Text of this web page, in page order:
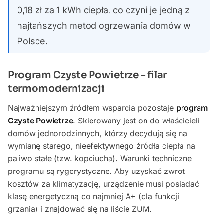
0,18 zł za 1 kWh ciepła, co czyni je jedną z
najtańszych metod ogrzewania domów w
Polsce.
Program Czyste Powietrze – filar
termomodernizacji
Najważniejszym źródłem wsparcia pozostaje program
Czyste Powietrze. Skierowany jest on do właścicieli
domów jednorodzinnych, którzy decydują się na
wymianę starego, nieefektywnego źródła ciepła na
paliwo stałe (tzw. kopciucha). Warunki techniczne
programu są rygorystyczne. Aby uzyskać zwrot
kosztów za klimatyzację, urządzenie musi posiadać
klasę energetyczną co najmniej A+ (dla funkcji
grzania) i znajdować się na liście ZUM.